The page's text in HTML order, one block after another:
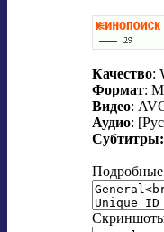
Качество:
Формат:
Видео:
Аудио:
Субтитры:
Подробные